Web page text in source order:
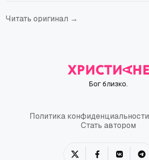
Читать оригинал →
Бог близко.
Политика конфиденциальности
Политика конфиденциальности
Стать автором